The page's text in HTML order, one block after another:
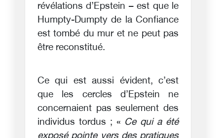
révélations d’Epstein – est que le
Humpty-Dumpty de la Confiance
est tombé du mur et ne peut pas
être reconstitué.
Ce qui est aussi évident, c’est
que les cercles d’Epstein ne
concernaient pas seulement des
individus tordus ; « Ce qui a été